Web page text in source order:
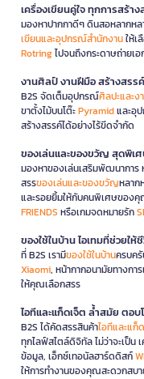
เครื่องเขียนคู่ใจ ทุกการสร้า
มองหาปากกาดีๆ ดินสอหลากห
เขียนและอุปกรณ์สำนักงานให้เ
Rotringไปจนถึงกระดาษถ่ายเอ
งานศิลป์ งานฝีมือ สร้างสรร
B2S จัดเต็มอุปกรณ์ศิลปะและง
ขาตั้งไม้บนโต๊ะPyramidและอุ
สร้างสรรค์ได้อย่างไร้ขีดจำกัด
ของเล่นและของขวัญ สุดพิเ
มองหาของเล่นเสริมพัฒนาการ
สรรของเล่นและของขวัญหลาก
และรอยยิ้มให้กับคนพิเศษของคุ
FRIENDS หรือเกมจดหมายรัก
ของใช้ในบ้าน ไอเทมที่ช่วยใ
ที่ B2S เรามีของใช้ในบ้านครบครั
Xiaomi, หน้ากากอนามัยทางกา
ให้คุณเลือกสรร
ไอทีและแก็ดเจ็ต ล้ำสมัย ตอ
B2S ได้คัดสรรสินค้าไอทีและแก็
ทุกไลฟ์สไตล์ดิจิทัล ไม่ว่าจะเป็น
ข้อมูล, เอ็กซ์เทอนัลฮาร์ดดิสก์
ให้การทำงานของคุณสะดวกสบ